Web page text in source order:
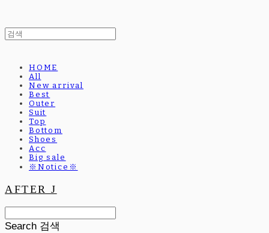
HOME
All
New arrival
Best
Outer
Suit
Top
Bottom
Shoes
Acc
Big sale
※Notice※
AFTER J
Search 검색